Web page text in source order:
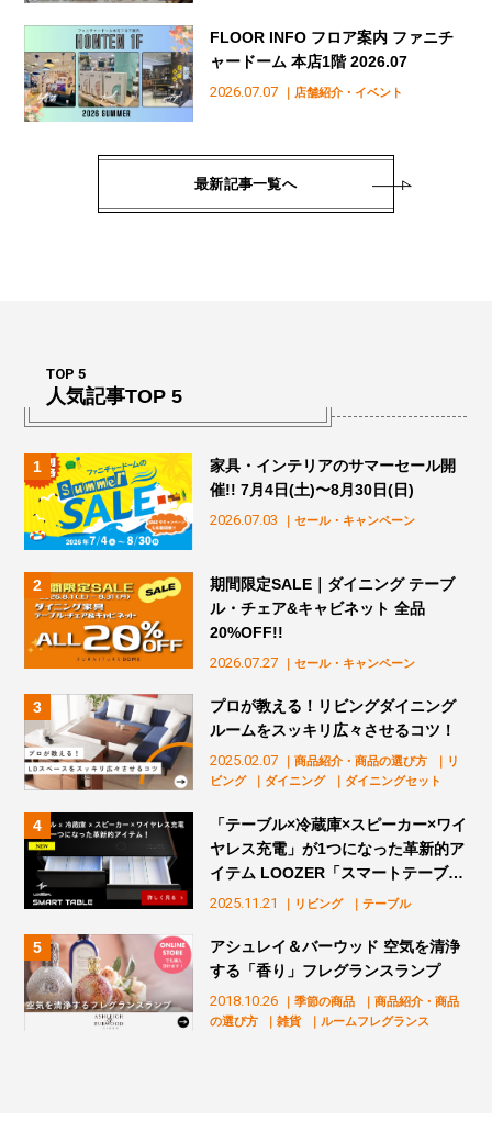
2026.07.07 ｜店舗紹介・イベント
FLOOR INFO フロア案内 ファニチ
ャードーム 本店1階 2026.07
最新記事一覧へ
TOP 5
人気記事TOP 5
2026.07.03 ｜セール・キャンペーン
家具・インテリアのサマーセール開
催!! 7月4日(土)〜8月30日(日)
2026.07.27 ｜セール・キャンペーン
期間限定SALE｜ダイニング テーブ
ル・チェア&キャビネット 全品
20%OFF!!
2025.02.07 ｜商品紹介・商品の選び方
｜リ
ビング
｜ダイニング ｜ダイニングセット
プロが教える！リビングダイニング
ルームをスッキリ広々させるコツ！
2025.11.21 ｜リビング ｜テーブル
「テーブル×冷蔵庫×スピーカー×ワイ
ヤレス充電」が1つになった革新的ア
イテム LOOZER「スマートテーブ
ル」販売スタート！
2018.10.26 ｜季節の商品
｜商品紹介・商品
の選び方
｜雑貨 ｜ルームフレグランス
アシュレイ＆バーウッド 空気を清浄
する「香り」フレグランスランプ